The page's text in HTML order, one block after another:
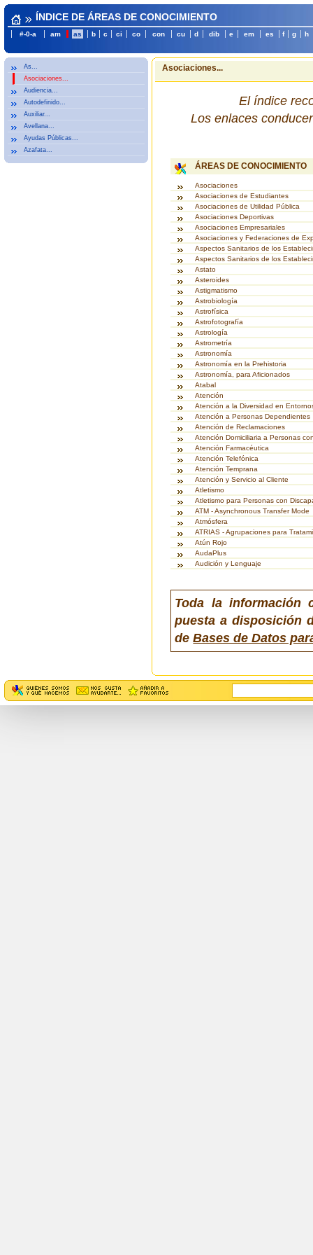
ÍNDICE DE ÁREAS DE CONOCIMIENTO
#-0-a am as b c ci co con cu d dib e em es f g h
As...
Asociaciones...
Audiencia...
Autodefinido...
Auxiliar...
Avellana...
Ayudas Públicas...
Azafata...
Asociaciones...
El índice
Los enlaces
ÁREAS DE CONOCIMIENTO
Asociaciones
Asociaciones de Estudiantes
Asociaciones de Utilidad Pública
Asociaciones Deportivas
Asociaciones Empresariales
Asociaciones y Federaciones de
Aspectos Sanitarios de los
Aspectos Sanitarios de los
Astato
Asteroides
Astigmatismo
Astrobiología
Astrofísica
Astrofotografía
Astrología
Astrometría
Astronomía
Astronomía en la Prehistoria
Astronomía, para Aficionados
Atabal
Atención
Atención a la Diversidad en
Atención a Personas Dependientes
Atención de Reclamaciones
Atención Domiciliaria a Personas
Atención Farmacéutica
Atención Telefónica
Atención Temprana
Atención y Servicio al Cliente
Atletismo
Atletismo para Personas con
ATM - Asynchronous Transfer Mode
Atmósfera
ATRIAS - Agrupaciones para
Atún Rojo
AudaPlus
Audición y Lenguaje
Toda la información
puesta a disposición
deBases de Datos